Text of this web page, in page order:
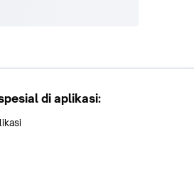
di aplikasi: